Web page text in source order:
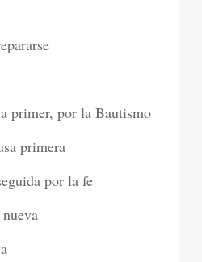
primer, por la Bautismo
primera
por la fe